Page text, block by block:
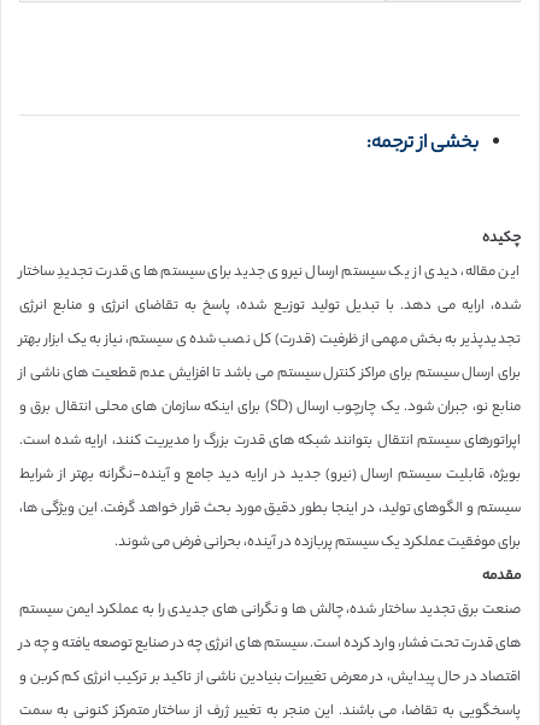
بخشی از ترجمه:
چکیده
این مقاله، دیدی از یک سیستم ارسال نیروی جدید برای سیستم های قدرت تجدیدِ ساختار
شده، ارایه می دهد. با تبدیل تولید توزیع شده، پاسخ به تقاضای انرژی و منابع انرژی
تجدیدپذیر به بخش مهمی از ظرفیت (قدرت) کل نصب شده ی سیستم، نیاز به یک ابزار بهتر
برای ارسال سیستم برای مراکز کنترل سیستم می باشد تا افزایش عدم قطعیت های ناشی از
منابع نو، جبران شود. یک چارچوب ارسال (SD) برای اینکه سازمان های محلی انتقال برق و
اپراتورهای سیستم انتقال بتوانند شبکه های قدرت بزرگ را مدیریت کنند، ارایه شده است.
بویژه، قابلیت سیستم ارسال (نیرو) جدید در ارایه دید جامع و آینده-نگرانه بهتر از شرایط
سیستم و الگوهای تولید، در اینجا بطور دقیق مورد بحث قرار خواهد گرفت. این ویژگی ها،
برای موفقیت عملکرد یک سیستم پربازده در آینده، بحرانی فرض می شوند.
مقدمه
صنعت برق تجدید ساختار شده، چالش ها و نگرانی های جدیدی را به عملکرد ایمن سیستم
های قدرت تحت فشار، وارد کرده است. سیستم های انرژی چه در صنایع توصعه یافته و چه در
اقتصاد در حال پیدایش، در معرض تغییرات بنیادین ناشی از تاکید بر ترکیب انرژی کم کربن و
پاسخگویی به تقاضا، می باشند. این منجر به تغییر ژرف از ساختار متمرکز کنونی به سمت